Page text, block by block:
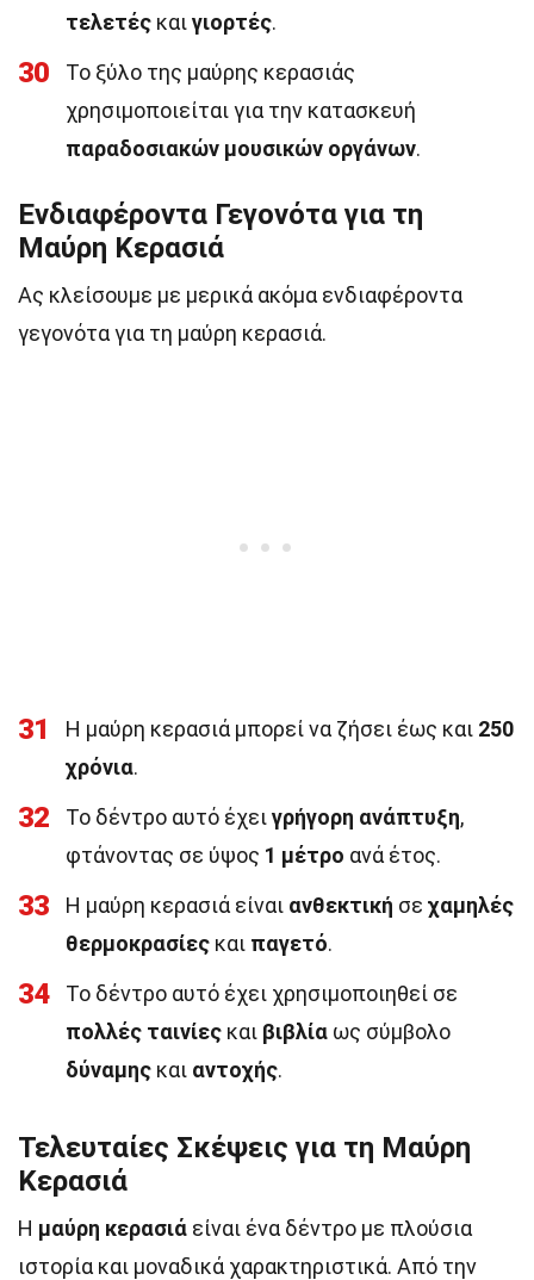
τελετές καιγιορτές.
30
Το ξύλο της μαύρης κερασιάς
χρησιμοποιείται για την κατασκευή
παραδοσιακών μουσικών οργάνων.
Ενδιαφέροντα Γεγονότα για τη
Μαύρη Κερασιά
Ας κλείσουμε με μερικά ακόμα ενδιαφέροντα
γεγονότα για τη μαύρη κερασιά.
31 Η μαύρη κερασιά μπορεί να ζήσει έως και 250
χρόνια.
32 Το δέντρο αυτό έχειγρήγορη ανάπτυξη,
φτάνοντας σε ύψος 1 μέτρο ανά έτος.
33 Η μαύρη κερασιά είναι ανθεκτική σε χαμηλές
θερμοκρασίες και παγετό.
34
Το δέντρο αυτό έχει χρησιμοποιηθεί σε
πολλές ταινίες και βιβλία ως σύμβολο
δύναμης και αντοχής.
Τελευταίες Σκέψεις για τη Μαύρη
Κερασιά
Η μαύρη κερασιά είναι ένα δέντρο με πλούσια
ιστορία και μοναδικά χαρακτηριστικά. Από την